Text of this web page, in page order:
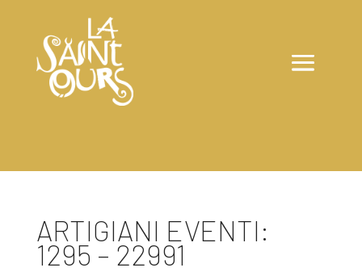
ARTIGIANI EVENTI:
1295 – 22991